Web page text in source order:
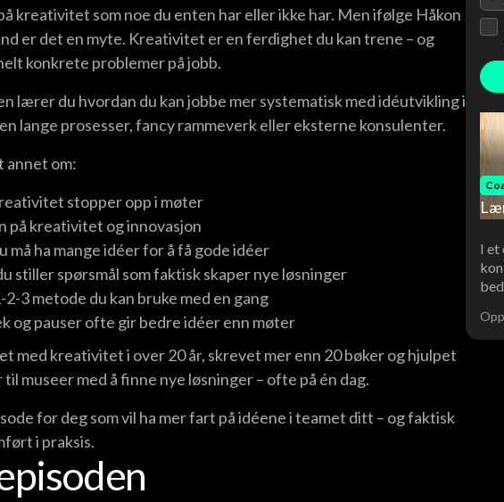
kreativitet som noe du enten har eller ikke har. Men ifølge Håkon
er det en myte. Kreativitet er en ferdighet du kan trene – og
konkrete problemer på jobb.
lærer du hvordan du kan jobbe mer systematisk med idéutvikling i
lange prosesser, fancy rammeverk eller eksterne konsulenter.
annet om:
stopper opp i møter
på kreativitet og innovasjon
må ha mange idéer for å få gode idéer
stiller spørsmål som faktisk skaper nye løsninger
2-3 metode du kan bruke med en gang
og pauser ofte gir bedre idéer enn møter
med kreativitet i over 20 år, skrevet mer enn 20 bøker og hjulpet
museer med å finne nye løsninger – ofte på én dag.
for deg som vil ha mer fart på idéene i teamet ditt – og faktisk
i praksis.
I et